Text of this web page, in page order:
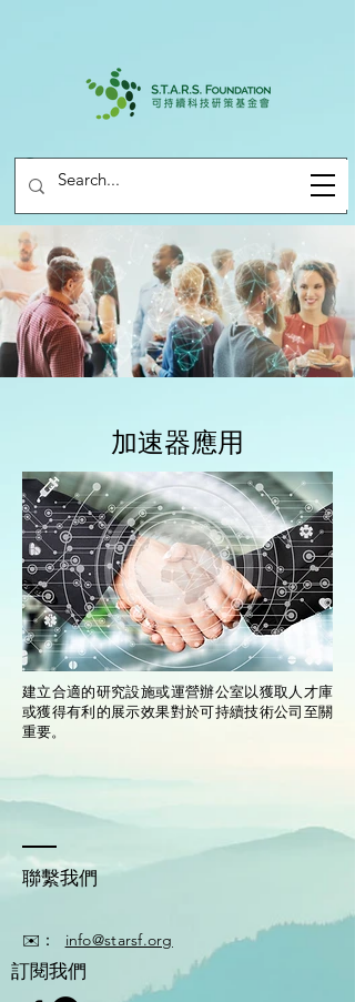
加速器應用
建立合適的研究設施或運營辦公室以獲取人才庫
或獲得有利的展示效果對於可持續技術公司至關
重要。
聯繫我們
✉️： info@starsf.org
訂閱我們